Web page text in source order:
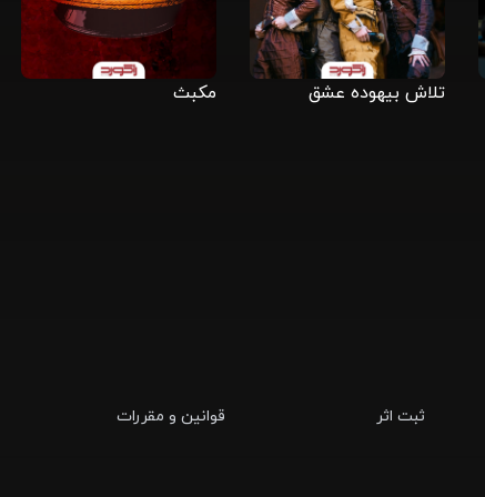
تلاش بیهوده عشق مکبث
ثبت اثر قوانین و مقررات